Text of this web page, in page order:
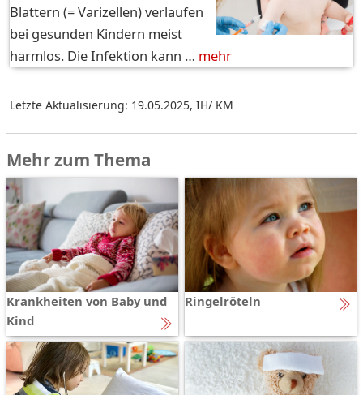
Blattern (= Varizellen) verlaufen
bei gesunden Kindern meist
harmlos. Die Infektion kann … mehr
Letzte Aktualisierung: 19.05.2025, IH/ KM
Mehr zum Thema
Krankheiten von Baby und
Kind
Ringelröteln